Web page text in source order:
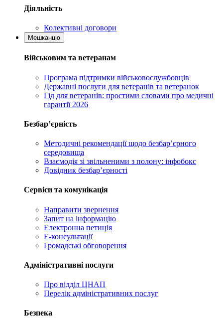
Діяльність
Колективні договори
Мешканцю
Військовим та ветеранам
Програма підтримки військовослужбовців
Державні послуги для ветеранів та ветеранок
Гід для ветеранів: простими словами про медичні
гарантії 2026
Безбар’єрність
Методичні рекомендації щодо безбар’єрного
середовища
Взаємодія зі звільненими з полону: інфобокс
Довідник безбар’єрності
Сервіси та комунікація
Направити звернення
Запит на інформацію
Електронна петиція
Е-консультації
Громадські обговорення
Адміністративні послуги
Про відділ ЦНАП
Перелік адміністративних послуг
Безпека